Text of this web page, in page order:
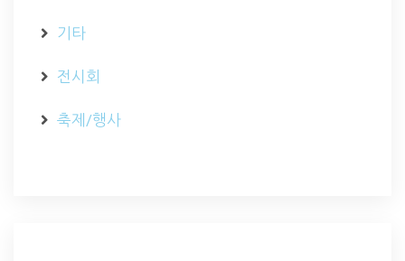
기타
전시회
축제/행사